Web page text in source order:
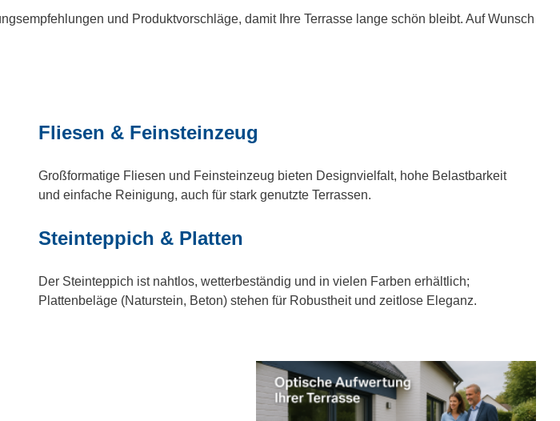
und Produktvorschläge, damit Ihre Terrasse lange schön bleibt. Auf Wunsch
Fliesen & Feinsteinzeug
Großformatige Fliesen und Feinsteinzeug bieten Designvielfalt, hohe Belastbarkeit
und einfache Reinigung, auch für stark genutzte Terrassen.
Steinteppich & Platten
Der Steinteppich ist nahtlos, wetterbeständig und in vielen Farben erhältlich;
Plattenbeläge (Naturstein, Beton) stehen für Robustheit und zeitlose Eleganz.